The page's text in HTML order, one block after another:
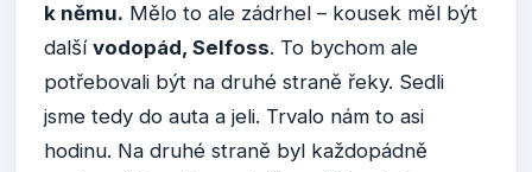
k němu. Mělo to ale zádrhel – kousek měl být
další vodopád, Selfoss. To bychom ale
potřebovali být na druhé straně řeky. Sedli
jsme tedy do auta a jeli. Trvalo nám to asi
hodinu. Na druhé straně byl každopádně